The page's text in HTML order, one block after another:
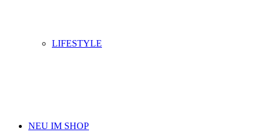
LIFESTYLE
NEU IM SHOP